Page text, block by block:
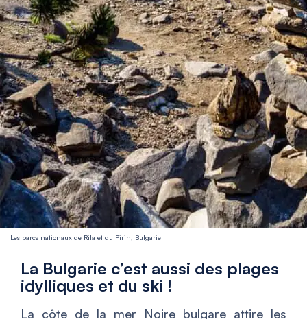
Les parcs nationaux de Rila et du Pirin, Bulgarie
La Bulgarie c’est aussi des plages
idylliques et du ski !
La côte de la mer Noire bulgare attire les